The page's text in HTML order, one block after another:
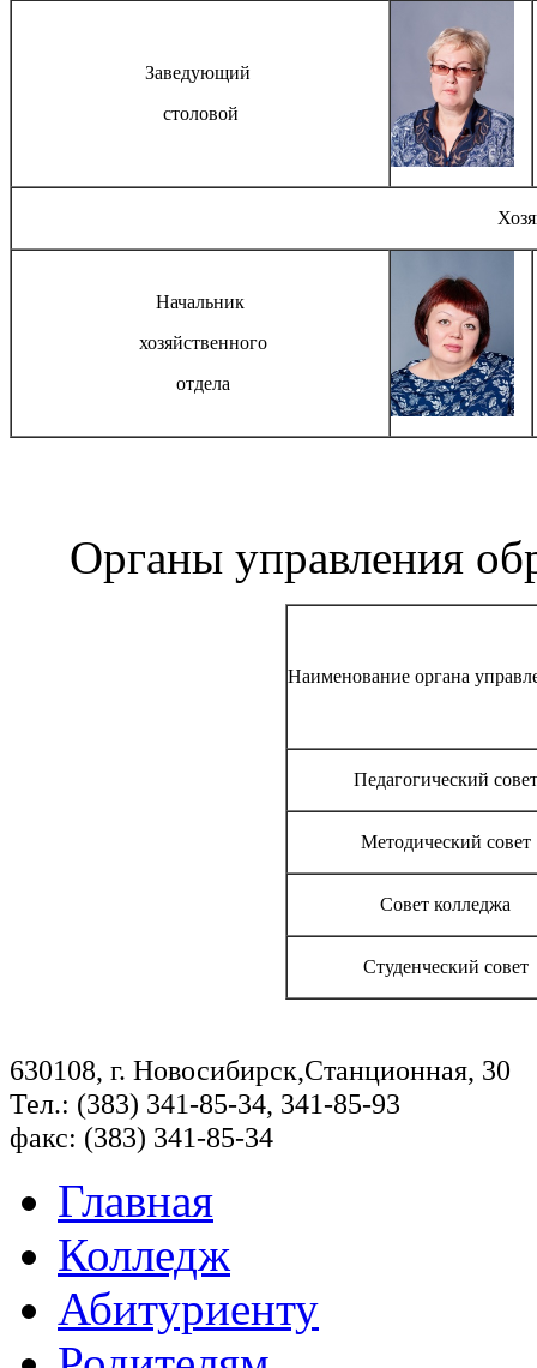
Заведующий
столовой
Начальник
хозяйственного
отдела
Органы управления
Наименование органа
Педагогический совет
Методический совет
Совет колледжа
Студенческий совет
630108, г. Новосибирск,Станционная, 30
Тел.: (383) 341-85-34, 341-85-93
факс: (383) 341-85-34
Главная
Колледж
Абитуриенту